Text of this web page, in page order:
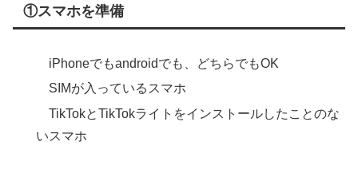
①スマホを準備
iPhoneでもandroidでも、どちらでもOK
SIMが入っているスマホ
TikTokとTikTokライトをインストールしたことのな
いスマホ